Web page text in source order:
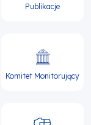
Publikacje
Komitet Monitorujący